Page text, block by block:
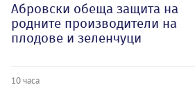
Абровски обеща защита на
родните производители на
плодове и зеленчуци
10 часа